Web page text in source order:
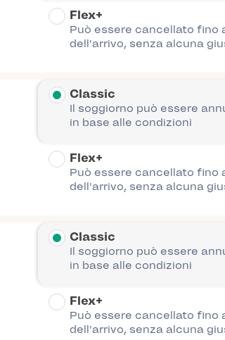
Flex+
Può essere cancellato fino
dell'arrivo, senza alcuna
Classic
Il soggiorno può essere
in base alle condizioni
Flex+
Può essere cancellato fino
dell'arrivo, senza alcuna
Classic
Il soggiorno può essere
in base alle condizioni
Flex+
Può essere cancellato fino
dell'arrivo, senza alcuna